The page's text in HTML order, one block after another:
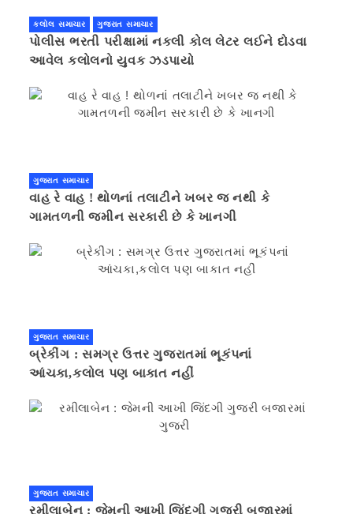
કલોલ સમાચાર ગુજરાત સમાચાર
પોલીસ ભરતી પરીક્ષામાં નકલી કોલ લેટર લઈને દોડવા
આવેલ કલોલનો યુવક ઝડપાયો
ગુજરાત સમાચાર
વાહ રે વાહ ! થોળનાં તલાટીને ખબર જ નથી કે
ગામતળની જમીન સરકારી છે કે ખાનગી
ગુજરાત સમાચાર
બ્રેકીંગ : સમગ્ર ઉત્તર ગુજરાતમાં ભૂકંપનાં
આંચકા,કલોલ પણ બાકાત નહીં
ગુજરાત સમાચાર
રમીલાબેન : જેમની આખી જિંદગી ગુજરી બજારમાં